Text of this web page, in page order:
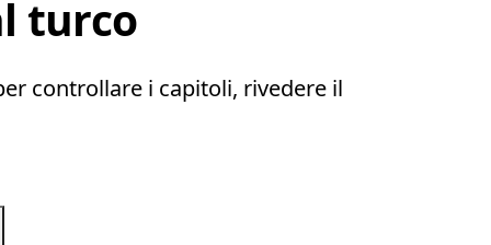
turco
controllare i capitoli, rivedere il